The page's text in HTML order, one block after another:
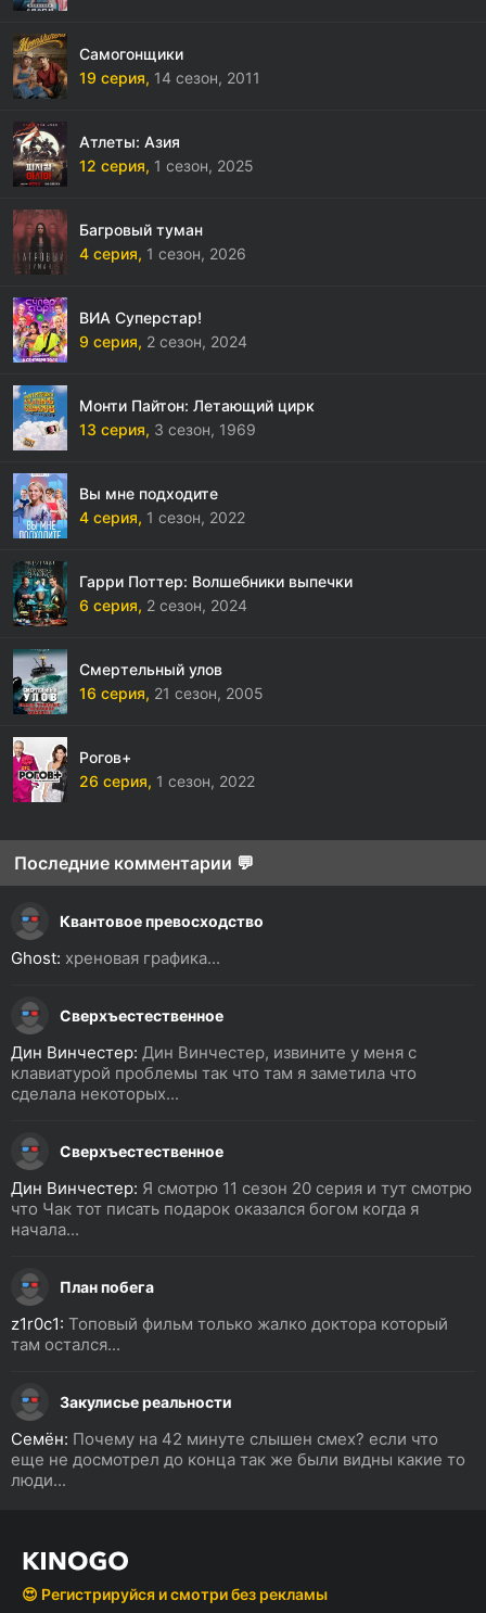
Самогонщики
19 серия, 14 сезон, 2011
Атлеты: Азия
12 серия, 1 сезон, 2025
Багровый туман
4 серия, 1 сезон, 2026
ВИА Суперстар!
9 серия, 2 сезон, 2024
Монти Пайтон: Летающий цирк
13 серия, 3 сезон, 1969
Вы мне подходите
4 серия, 1 сезон, 2022
Гарри Поттер: Волшебники выпечки
6 серия, 2 сезон, 2024
Смертельный улов
16 серия, 21 сезон, 2005
Рогов+
26 серия, 1 сезон, 2022
Последние комментарии 💬
Квантовое превосходство
Ghost: хреновая графика...
Сверхъестественное
Дин Винчестер: Дин Винчестер, извините у меня с
клавиатурой проблемы так что там я заметила что
сделала некоторых...
Сверхъестественное
Дин Винчестер: Я смотрю 11 сезон 20 серия и тут смотрю
что Чак тот писать подарок оказался богом когда я
начала...
План побега
z1r0c1: Топовый фильм только жалко доктора который
там остался...
Закулисье реальности
Семён: Почему на 42 минуте слышен смех? если что
еще не досмотрел до конца так же были видны какие то
люди...
😍 Регистрируйся и смотри без рекламы